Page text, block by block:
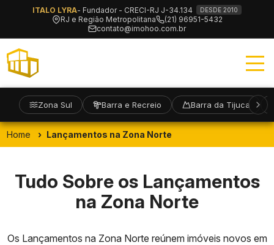
ITALO LYRA- Fundador - CRECI-RJ J-34.134 DESDE 2010
RJ e Região Metropolitana
(21) 96951-5432
contato@imohoo.com.br
Zona Sul Barra e Recreio Barra da Tijuca
Home Lançamentos na Zona Norte
Tudo Sobre os Lançamentos
na Zona Norte
Os Lançamentos na Zona Norte reúnem imóveis novos em